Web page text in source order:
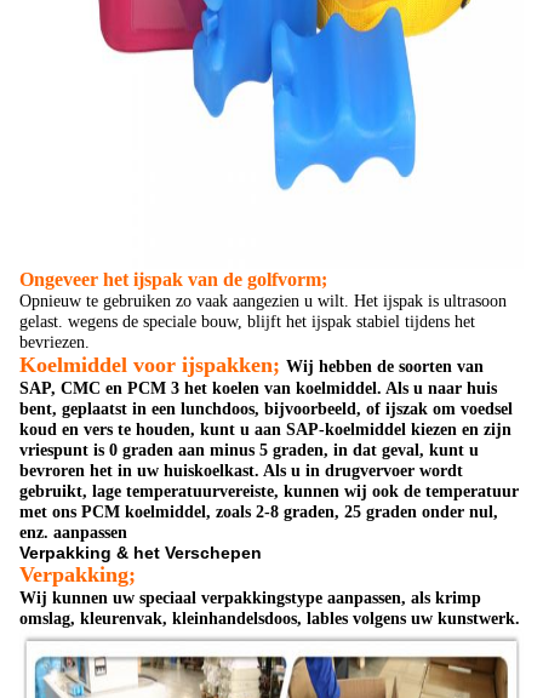
Ongeveer het ijspak van de golfvorm;
Opnieuw te gebruiken zo vaak aangezien u wilt. Het ijspak is ultrasoon
gelast. wegens de speciale bouw, blijft het ijspak stabiel tijdens het
bevriezen.
Koelmiddel voor ijspakken; Wij hebben de soorten van
SAP, CMC en PCM 3 het koelen van koelmiddel. Als u naar huis
bent, geplaatst in een lunchdoos, bijvoorbeeld, of ijszak om voedsel
koud en vers te houden, kunt u aan SAP-koelmiddel kiezen en zijn
vriespunt is 0 graden aan minus 5 graden, in dat geval, kunt u
bevroren het in uw huiskoelkast. Als u in drugvervoer wordt
gebruikt, lage temperatuurvereiste, kunnen wij ook de temperatuur
met ons PCM koelmiddel, zoals 2-8 graden, 25 graden onder nul,
enz. aanpassen
Verpakking & het Verschepen
Verpakking;
Wij kunnen uw speciaal verpakkingstype aanpassen, als krimp
omslag, kleurenvak, kleinhandelsdoos, lables volgens uw kunstwerk.